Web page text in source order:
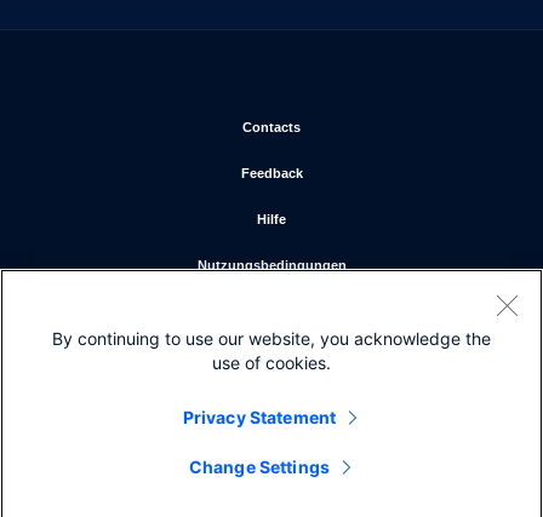
ContactsWird in neuem Fenster geöffnet
FeedbackWird in neuem Fenster geöffnet
HilfeWird in neuem Fenster geöffnet
NutzungsbedingungenWird in neuem Fenster
Wird in neuem Fenster geöffnet
CookiesWird in neuem Fenster geöffnet
By continuing to use our website, you acknowledge the
use of cookies.
Privacy Statement
Change Settings